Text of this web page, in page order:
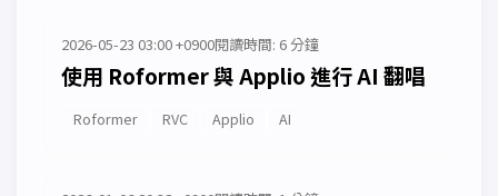
2026-05-23 03:00 +0900閱讀時間: 6 分鐘
使用 Roformer 與 Applio 進行 AI 翻唱
Roformer RVC Applio AI